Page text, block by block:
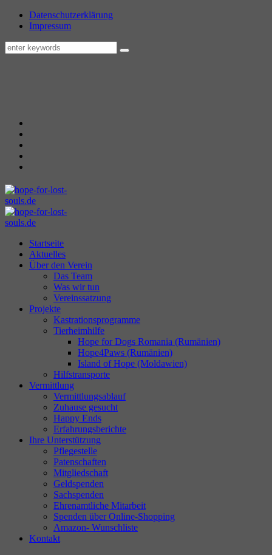
Datenschutzerklärung
Impressum
Startseite
Aktuelles
Über den Verein
Das Team
Was wir tun
Vereinssatzung
Projekte
Kastrationsprogramme
Tierheimhilfe
Hope for Dogs Romania (Rumänien)
Hope4Paws (Rumänien)
Island of Hope (Moldawien)
Hilfstransporte
Vermittlung
Vermittlungsablauf
Zuhause gesucht
Happy Ends
Erfahrungsberichte
Ihre Unterstützung
Pflegestelle
Patenschaften
Mitgliedschaft
Geldspenden
Sachspenden
Ehrenamtliche Mitarbeit
Spenden über Online-Shopping
Amazon- Wunschliste
Kontakt